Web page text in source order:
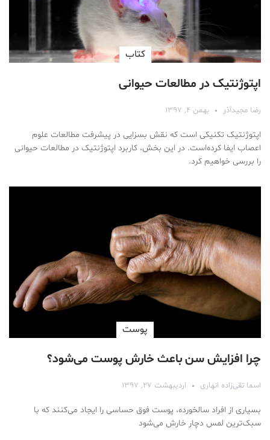
کتاب
اپتوژنتیک در مطالعات حیوانی
رضا مجیدآذر بهمن ۴, ۱۳۹۷
اپتوژنتیک تکنیکی است که نقش بسزایی در پیشرفت مطالعات علوم
اعصاب ایفا کرده‌است. در این بخش، کاربرد اپتوژنتیک در مطالعات حیوانی
را بررسی خواهیم کرد.
پوست
چرا افزایش سن باعث خارش پوست می‌شود؟
اسما تقی‌زاده انهاری اردیبهشت ۲۷, ۱۳۹۷
بسیاری از افراد سالخورده، پوست فوق حساسی را ایجاد می‌کنند که با
سبک‌ترین لمس دچار خارش می‌شود